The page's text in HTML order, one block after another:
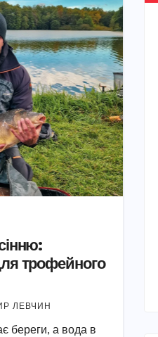
трофейного
ЛЕВЧИН
береги, а вода в